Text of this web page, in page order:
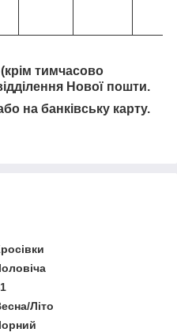
тимчасово
Нової пошти.
на банківську карту.
Літо